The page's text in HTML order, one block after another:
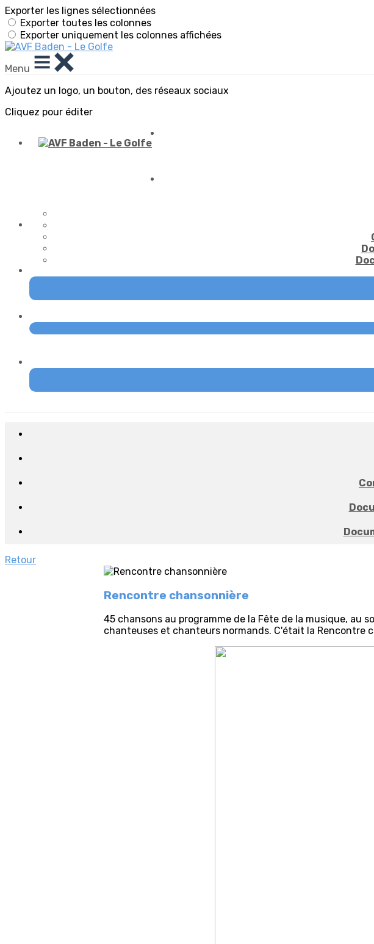
Exporter les lignes sélectionnées
Exporter toutes les colonnes
Exporter uniquement les colonnes affichées
Menu
Ajoutez un logo, un bouton, des réseaux sociaux
Cliquez pour éditer
Retour
Rencontre chansonnière
45 chansons au programme de la Fête de la musique, au
chanteuses et chanteurs normands. C'était la Rencontre